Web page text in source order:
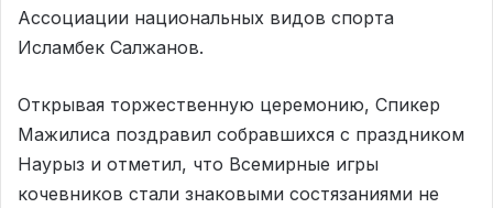
Ассоциации национальных видов спорта
Исламбек Салжанов.
Открывая торжественную церемонию, Спикер
Мажилиса поздравил собравшихся с праздником
Наурыз и отметил, что Всемирные игры
кочевников стали знаковыми состязаниями не